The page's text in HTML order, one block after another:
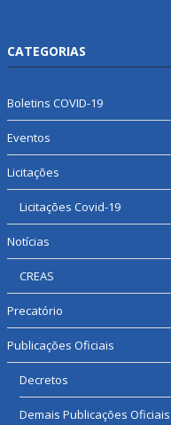
CATEGORIAS
Boletins COVID-19
Eventos
Licitações
Licitações Covid-19
Notícias
CREAS
Precatório
Publicações Oficiais
Decretos
Demais Publicações Oficiais